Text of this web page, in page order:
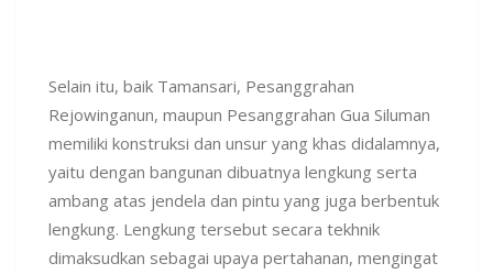
Selain itu, baik Tamansari, Pesanggrahan
Rejowinganun, maupun Pesanggrahan Gua Siluman
memiliki konstruksi dan unsur yang khas didalamnya,
yaitu dengan bangunan dibuatnya lengkung serta
ambang atas jendela dan pintu yang juga berbentuk
lengkung. Lengkung tersebut secara tekhnik
dimaksudkan sebagai upaya pertahanan, mengingat